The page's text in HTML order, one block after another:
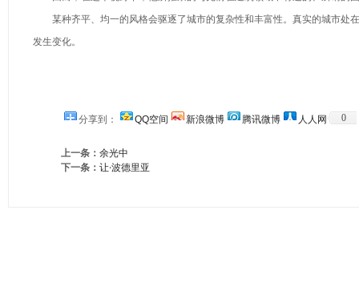
某种齐平、均一的风格会驱逐了城市的复杂性和丰富性。真实的城市处
发生变化。
分享到： QQ空间 新浪微博 腾讯微博 人人网 0
上一条： 余光中
下一条： 让·波德里亚